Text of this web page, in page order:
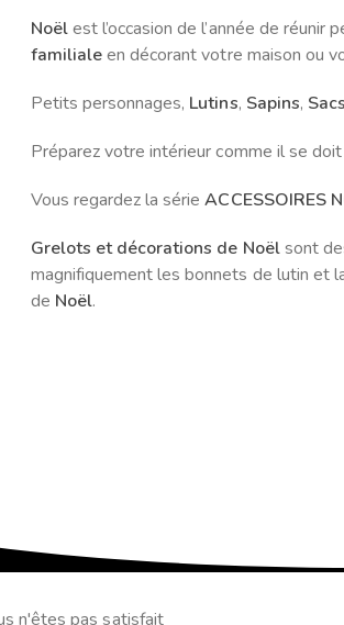
Noëlest l’occasion de l’année de réunir
familialeen décorant votre maison ou
Petits personnages, Lutins, Sapins,
Préparez votre intérieur comme il se doit
Vous regardez la sérieACCESSOIRES
Grelots et décorations de Noëlsont
magnifiquement les bonnets de lutin et
de Noël.
n'êtes pas satisfait